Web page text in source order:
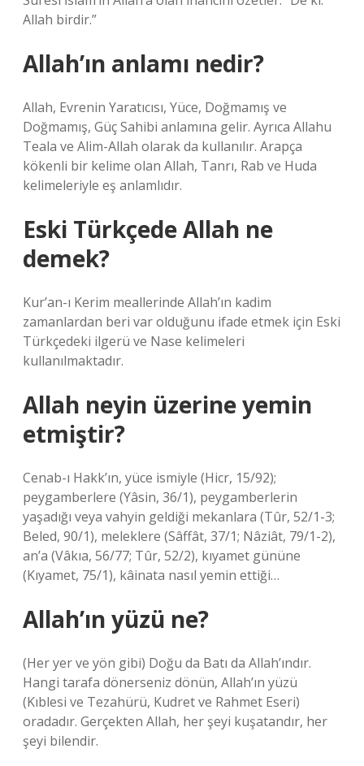
Allah birdir.”
Allah’ın anlamı nedir?
Allah, Evrenin Yaratıcısı, Yüce, Doğmamış ve
Doğmamış, Güç Sahibi anlamına gelir. Ayrıca Allahu
Teala ve Alim-Allah olarak da kullanılır. Arapça
kökenli bir kelime olan Allah, Tanrı, Rab ve Huda
kelimeleriyle eş anlamlıdır.
Eski Türkçede Allah ne
demek?
Kur’an-ı Kerim meallerinde Allah’ın kadim
zamanlardan beri var olduğunu ifade etmek için Eski
Türkçedeki ilgerü ve Nase kelimeleri
kullanılmaktadır.
Allah neyin üzerine yemin
etmiştir?
Cenab-ı Hakk’ın, yüce ismiyle (Hicr, 15/92);
peygamberlere (Yâsin, 36/1), peygamberlerin
yaşadığı veya vahyin geldiği mekanlara (Tûr, 52/1-3;
Beled, 90/1), meleklere (Sâffât, 37/1; Nâziât, 79/1-2),
an’a (Vâkıa, 56/77; Tûr, 52/2), kıyamet gününe
(Kıyamet, 75/1), kâinata nasıl yemin ettiği…
Allah’ın yüzü ne?
(Her yer ve yön gibi) Doğu da Batı da Allah’ındır.
Hangi tarafa dönerseniz dönün, Allah’ın yüzü
(Kıblesi ve Tezahürü, Kudret ve Rahmet Eseri)
oradadır. Gerçekten Allah, her şeyi kuşatandır, her
şeyi bilendir.